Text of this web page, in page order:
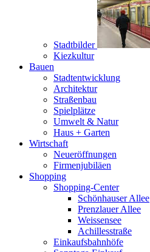
Stadtbilder
Kiezkultur
Bauen
Stadtentwicklung
Architektur
Straßenbau
Spielplätze
Umwelt & Natur
Haus + Garten
Wirtschaft
Neueröffnungen
Firmenjubiläen
Shopping
Shopping-Center
Schönhauser Allee
Prenzlauer Allee
Weissensee
Achillesstraße
Einkaufsbahnhöfe